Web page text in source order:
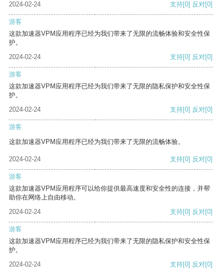
2024-02-24 支持[0] 反对[0]
游客
这款加速器VPM应用程序已经为我们带来了无限的流畅体验和安全性保
护。
2024-02-24
支持[0] 反对[0]
游客
这款加速器VPM应用程序已经为我们带来了无限的隐私保护和安全性保
护。
2024-02-24
支持[0] 反对[0]
游客
这款加速器VPM应用程序已经为我们带来了无限的流畅体验。
2024-02-24 支持[0] 反对[0]
游客
这款加速器VPM应用程序可以给你提供最高速度和安全性的连接，并帮
助你在网络上自由移动。
2024-02-24
支持[0] 反对[0]
游客
这款加速器VPM应用程序已经为我们带来了无限的隐私保护和安全性保
护。
2024-02-24
支持[0] 反对[0]